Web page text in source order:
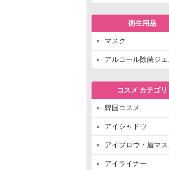
衛生用品
マスク
アルコール除菌ジ
コスメ カテゴリ
韓国コスメ
アイシャドウ
アイブロウ・眉マス
アイライナー